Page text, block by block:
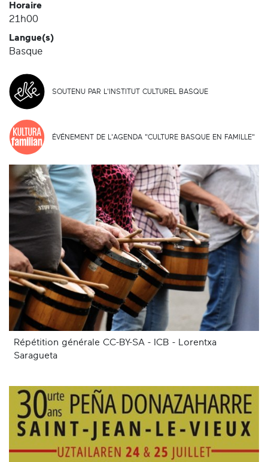
Horaire
21h00
Langue(s)
Basque
SOUTENU PAR L'INSTITUT CULTUREL BASQUE
ÉVÉNEMENT DE L'AGENDA "CULTURE BASQUE EN FAMILLE"
Répétition générale CC-BY-SA - ICB - Lorentxa
Saragueta